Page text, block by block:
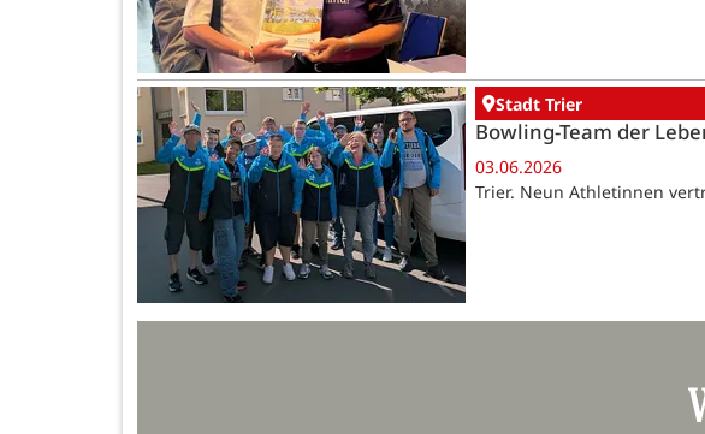
Stadt Trier
Bowling-Team der
03.06.2026
Trier. Neun Athletinnen